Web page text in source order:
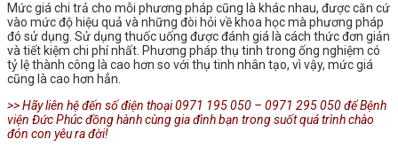
Mức giá chi trả cho mỗi phương pháp cũng là khác nhau, được căn cứ
vào mức độ hiệu quả và những đòi hỏi về khoa học mà phương pháp
đó sử dụng. Sử dụng thuốc uống được đánh giá là cách thức đơn giản
và tiết kiệm chi phí nhất. Phương pháp thụ tinh trong ống nghiệm có
tỷ lệ thành công là cao hơn so với thụ tinh nhân tạo, vì vậy, mức giá
cũng là cao hơn hẳn.
>> Hãy liên hệ đến số điện thoại 0971 195 050 – 0971 295 050 để Bệnh
viện Đức Phúc đồng hành cùng gia đình bạn trong suốt quá trình chào
đón con yêu ra đời!